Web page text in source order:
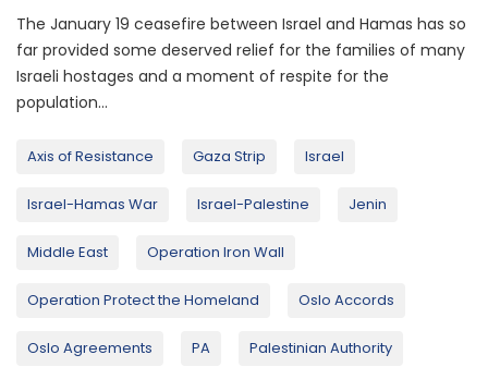
The January 19 ceasefire between Israel and Hamas has so
far provided some deserved relief for the families of many
Israeli hostages and a moment of respite for the
population...
Axis of Resistance Gaza Strip Israel
Israel-Hamas War Israel-Palestine Jenin
Middle East Operation Iron Wall
Operation Protect the Homeland Oslo Accords
Oslo Agreements PA Palestinian Authority